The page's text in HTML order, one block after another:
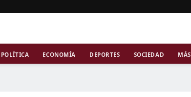
POLÍTICA ECONOMÍA DEPORTES SOCIEDAD MÁS